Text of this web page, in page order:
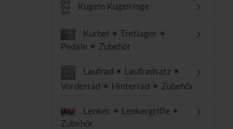
Kugeln Kugelringe
Kurbel ✶ Tretlager ✶
Pedale ✶ Zubehör
Laufrad ✶ Laufradsatz ✶
Vorderrad ✶ Hinterrad ✶ Zubehör
Lenker ✶ Lenkergriffe ✶
Zubehör